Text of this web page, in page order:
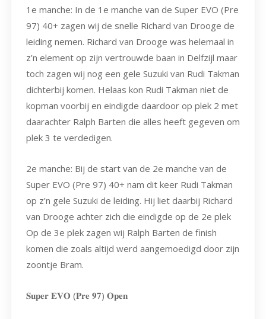
1e manche: In de 1e manche van de Super EVO (Pre
97) 40+ zagen wij de snelle Richard van Drooge de
leiding nemen. Richard van Drooge was helemaal in
z’n element op zijn vertrouwde baan in Delfzijl maar
toch zagen wij nog een gele Suzuki van Rudi Takman
dichterbij komen. Helaas kon Rudi Takman niet de
kopman voorbij en eindigde daardoor op plek 2 met
daarachter Ralph Barten die alles heeft gegeven om
plek 3 te verdedigen.
2e manche: Bij de start van de 2e manche van de
Super EVO (Pre 97) 40+ nam dit keer Rudi Takman
op z’n gele Suzuki de leiding. Hij liet daarbij Richard
van Drooge achter zich die eindigde op de 2e plek
Op de 3e plek zagen wij Ralph Barten de finish
komen die zoals altijd werd aangemoedigd door zijn
zoontje Bram.
𝐒𝐮𝐩𝐞𝐫 𝐄𝐕𝐎 (𝐏𝐫𝐞 𝟗𝟕) 𝐎𝐩𝐞𝐧